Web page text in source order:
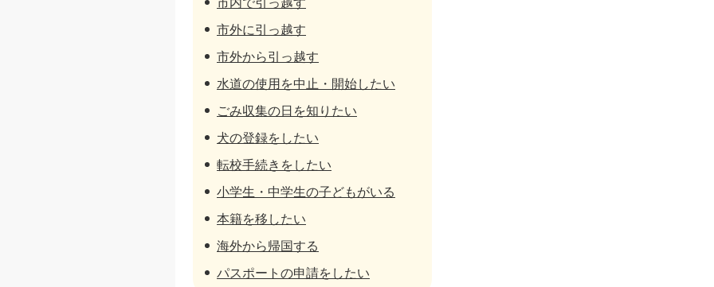
市内で引っ越す
市外に引っ越す
市外から引っ越す
水道の使用を中止・開始したい
ごみ収集の日を知りたい
犬の登録をしたい
転校手続きをしたい
小学生・中学生の子どもがいる
本籍を移したい
海外から帰国する
パスポートの申請をしたい